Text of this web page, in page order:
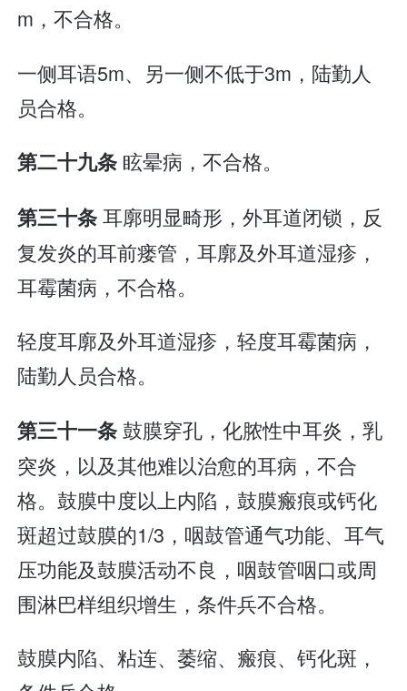
m，不合格。
一侧耳语5m、另一侧不低于3m，陆勤人
员合格。
第二十九条 眩晕病，不合格。
第三十条耳廓明显畸形，外耳道闭锁，反
复发炎的耳前瘘管，耳廓及外耳道湿疹，
耳霉菌病，不合格。
轻度耳廓及外耳道湿疹，轻度耳霉菌病，
陆勤人员合格。
第三十一条鼓膜穿孔，化脓性中耳炎，乳
突炎，以及其他难以治愈的耳病，不合
格。鼓膜中度以上内陷，鼓膜瘢痕或钙化
斑超过鼓膜的1/3，咽鼓管通气功能、耳气
压功能及鼓膜活动不良，咽鼓管咽口或周
围淋巴样组织增生，条件兵不合格。
鼓膜内陷、粘连、萎缩、瘢痕、钙化斑，